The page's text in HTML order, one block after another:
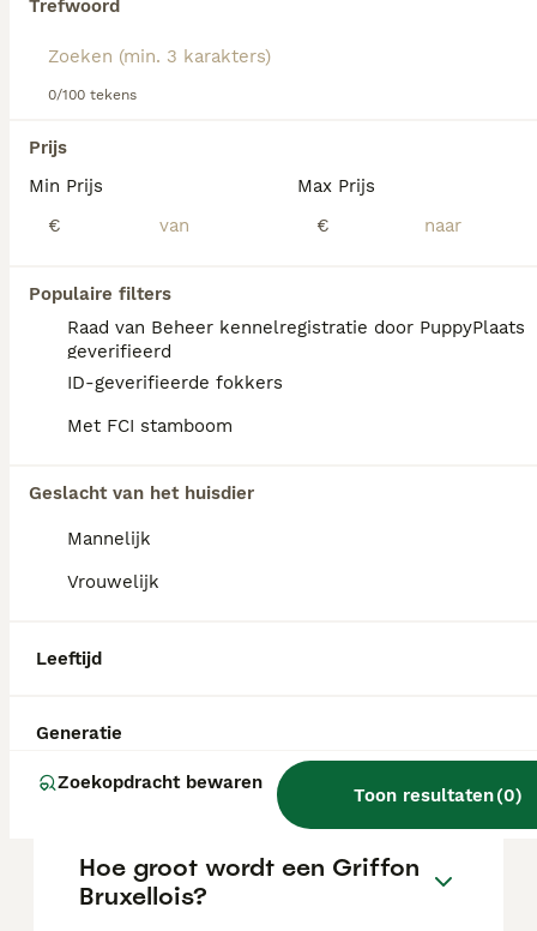
Trefwoord
0/100 tekens
Prijs
Min Prijs
€
Max Prijs
€
Populaire filters
Raad van Beheer kennelregistratie door PuppyPlaats
geverifieerd
ID-geverifieerde fokkers
Met FCI stamboom
Geslacht van het huisdier
Mannelijk
Vrouwelijk
Leeftijd
Generatie
Zoekopdracht bewaren
Toon resultaten(0)
over dit hondenras.
We hebben 0 Griffon Bruxellois Pups te koop
Als je toekomstige resultaten wil zien voor deze
exacte zoekopdracht, sla dan je zoekopdracht op en
vind jouw perfecte hond:
Zoekopdracht bewaren
FAQ's
Hoeveel kost een Griffon
Bruxellois pup?
De aanschaf van een Griffon Bruxellois pup
serieuze fokkers.
Griffon Bruxellois?
Is een Griffon Bruxellois een
goede gezinshond?
Hoe groot wordt een Griffon
Bruxellois?